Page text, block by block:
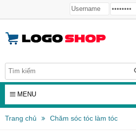
MENU
Trang chủ Chăm sóc tóc làm tóc